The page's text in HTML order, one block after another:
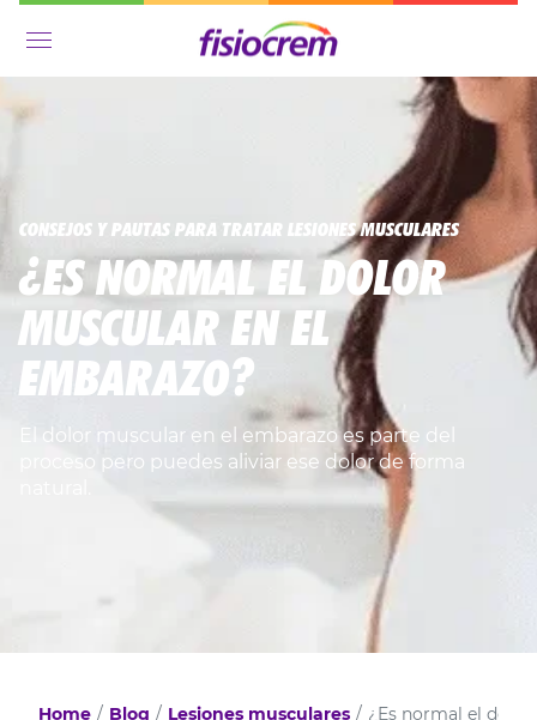
Menú
CONSEJOS Y PAUTAS PARA TRATAR LESIONES MUSCULARES
¿ES NORMAL EL DOLOR
MUSCULAR EN EL
EMBARAZO?
El dolor muscular en el embarazo es parte del
proceso pero puedes aliviar ese dolor de forma
Home Blog Lesiones musculares ¿Es normal el